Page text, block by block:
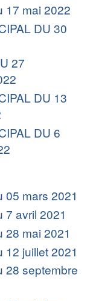
17 mai 2022
DU 30
27
DU 13
DU 6
05 mars 2021
7 avril 2021
28 mai 2021
12 juillet 2021
28 septembre